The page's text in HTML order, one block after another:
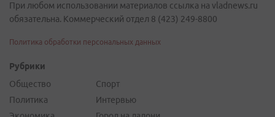
При любом использовании материалов ссылка на vladnews.ru
обязательна. Коммерческий отдел 8 (423) 249-8800
Политика обработки персональных данных
Рубрики
Общество
Политика
Спорт
Интервью